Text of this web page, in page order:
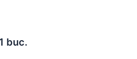
1 buc.